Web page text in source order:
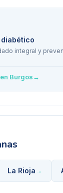
diabético
integral y
Burgos→
La Rioja →